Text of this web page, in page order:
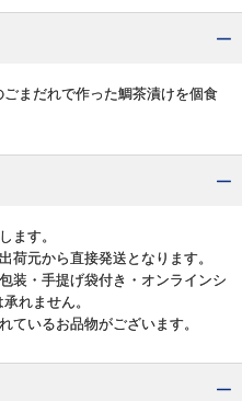
まだれで作った鯛茶漬けを個食
ます。
荷元から直接発送となります。
装・手提げ袋付き・オンラインシ
れません。
ているお品物がございます。